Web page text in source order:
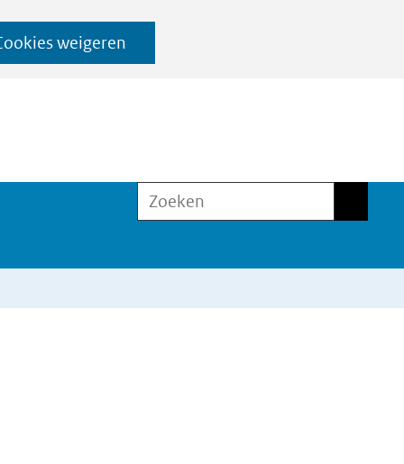
weigeren
Zoeken